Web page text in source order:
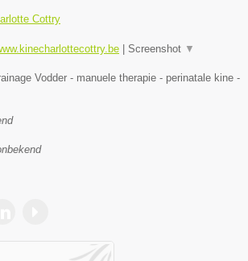
Cottry
Screenshot ▼
Vodder - manuele therapie - perinatale kine -